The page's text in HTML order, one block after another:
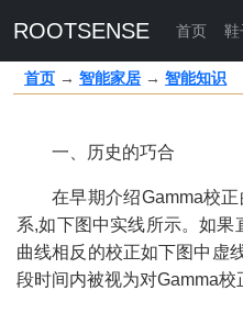
ROOTSENSE 首页 鞋
首页 → 智能家居 → 智能知识
一、历史的巧合
在早期介绍Gamma校正
系,如下图中实线所示。如果
曲线相反的校正如下图中虚
段时间内被视为对Gamma校